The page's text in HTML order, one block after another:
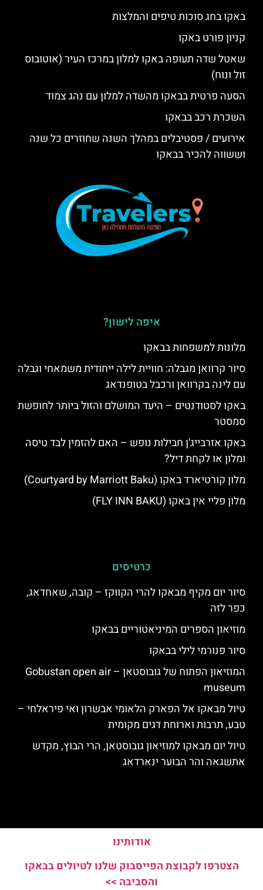
באקו בחג סוכות טיפים והמלצות
קניון פורט באקו
שאטל שדה תעופה באקו למלון במרכז העיר (אוטובוס
זול ונוח)
הסעה פרטית בבאקו מהשדה למלון עם נהג צמוד
השכרת רכב בבאקו
אירועים / פסטיבלים במהלך השנה שחוזרים כל שנה
וששווה להכיר בבאקו
איפה לישון?
מלונות למשפחות בבאקו
סיור קרוואן מגבלה: חוויית לילה ייחודית משמאחי וגבלה
עם לינה בקרוואן ורכבל בטופנדאג
באקו לסטודנטים – היעד המושלם והזול ביותר לחופשת
סמסטר
באקו אזרבייג'ן חבילות נופש – האם להזמין לבד טיסה
ומלון או לקחת דיל?
מלון קורטיארד באקו (Courtyard by Marriott Baku)
מלון פליי אין באקו (FLY INN BAKU)
כרטיסים
סיור יום מקיף מבאקו להרי הקווקז – קובה, שאחדאג,
כפר לזה
מוזיאון הספרים המיניאטוריים בבאקו
סיור פנורמי לילי בבאקו
המוזיאון הפתוח של גובוסטאן – Gobustan open air
museum
טיול מבאקו אל הפארק הלאומי אבשרון ואי פיראלחי –
טבע, תרבות וארוחת דגים מקומית
טיול יום מבאקו למוזיאון גובוסטאן, הרי הבוץ, מקדש
אתשגאה והר הבוער ינארדאג
אודותינו
הצטרפו לקבוצת הפייסבוק שלנו לטיולים בבאקו
והסביבה >>